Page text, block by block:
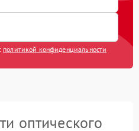
политикой конфиденциальности
оптического